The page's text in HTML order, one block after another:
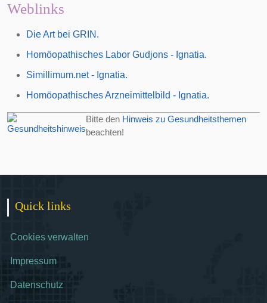
Weblinks
Die Art bei GRIN.
Homöopathisches Labor Gudjons - Ignatia.
Simillimum.net - Ignatia.
Homöopathisches Arzneimittelbild - Ignatia.
Bitte den Hinweis zu Gesundheitsthemen
beachten!
Quick links
Cookies verwalten
Impressum
Datenschutz